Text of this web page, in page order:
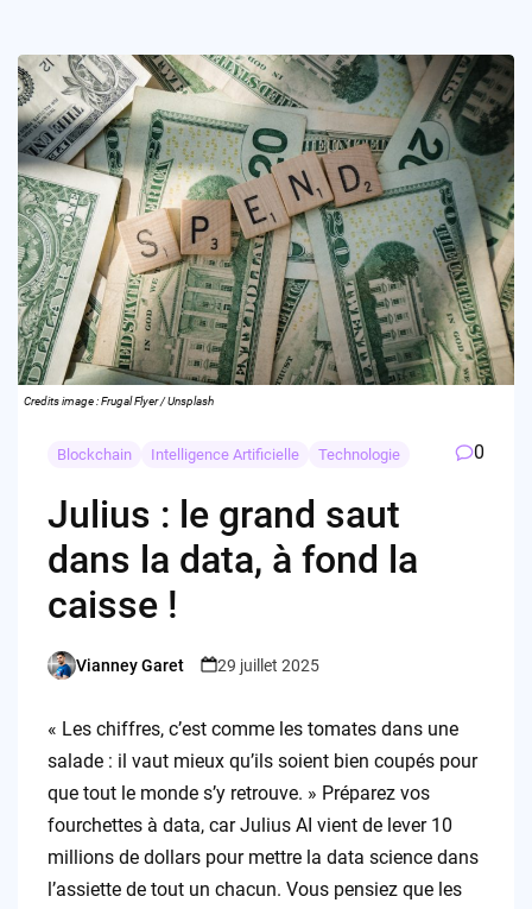
Credits image : Frugal Flyer / Unsplash
Blockchain Intelligence Artificielle Technologie 0
Julius : le grand saut
dans la data, à fond la
caisse !
Posted
Vianney Garet 29 juillet 2025
« Les chiffres, c’est comme les tomates dans une
salade : il vaut mieux qu’ils soient bien coupés pour
que tout le monde s’y retrouve. » Préparez vos
fourchettes à data, car Julius AI vient de lever 10
millions de dollars pour mettre la data science dans
l’assiette de tout un chacun. Vous pensiez que les